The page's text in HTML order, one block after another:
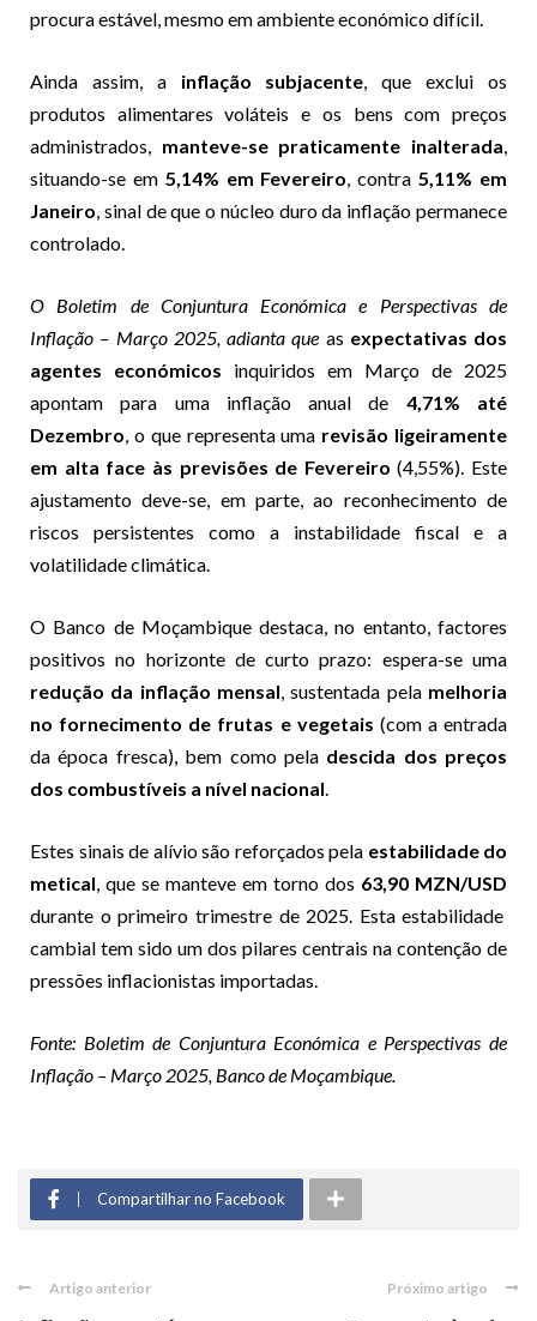
procura estável, mesmo em ambiente económico difícil.
Ainda assim, a inflação subjacente, que exclui os
produtos alimentares voláteis e os bens com preços
administrados, manteve-se praticamente inalterada,
situando-se em 5,14% em Fevereiro, contra5,11% em
Janeiro, sinal de que o núcleo duro da inflação permanece
controlado.
O Boletim de Conjuntura Económica e Perspectivas de
Inflação – Março 2025, adianta que as expectativas dos
agentes económicos inquiridos em Março de 2025
apontam para uma inflação anual de 4,71% até
Dezembro, o que representa uma revisão ligeiramente
em alta face às previsões de Fevereiro (4,55%). Este
ajustamento deve-se, em parte, ao reconhecimento de
riscos persistentes como a instabilidade fiscal e a
volatilidade climática.
O Banco de Moçambique destaca, no entanto, factores
positivos no horizonte de curto prazo: espera-se uma
redução da inflação mensal, sustentada pela melhoria
no fornecimento de frutas e vegetais (com a entrada
da época fresca), bem como pela descida dos preços
dos combustíveis a nível nacional.
Estes sinais de alívio são reforçados pela estabilidade do
metical, que se manteve em torno dos 63,90 MZN/USD
durante o primeiro trimestre de 2025. Esta estabilidade
cambial tem sido um dos pilares centrais na contenção de
pressões inflacionistas importadas.
Fonte: Boletim de Conjuntura Económica e Perspectivas de
Inflação – Março 2025, Banco de Moçambique.
Compartilhar no Facebook
Artigo anterior Próximo artigo